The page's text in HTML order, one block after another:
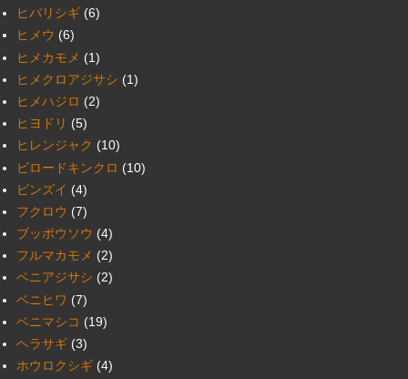
ヒバリシギ (6)
ヒメウ (6)
ヒメカモメ (1)
ヒメクロアジサシ (1)
ヒメハジロ (2)
ヒヨドリ (5)
ヒレンジャク (10)
ビロードキンクロ (10)
ビンズイ (4)
フクロウ (7)
ブッポウソウ (4)
フルマカモメ (2)
ベニアジサシ (2)
ベニヒワ (7)
ベニマシコ (19)
ヘラサギ (3)
ホウロクシギ (4)